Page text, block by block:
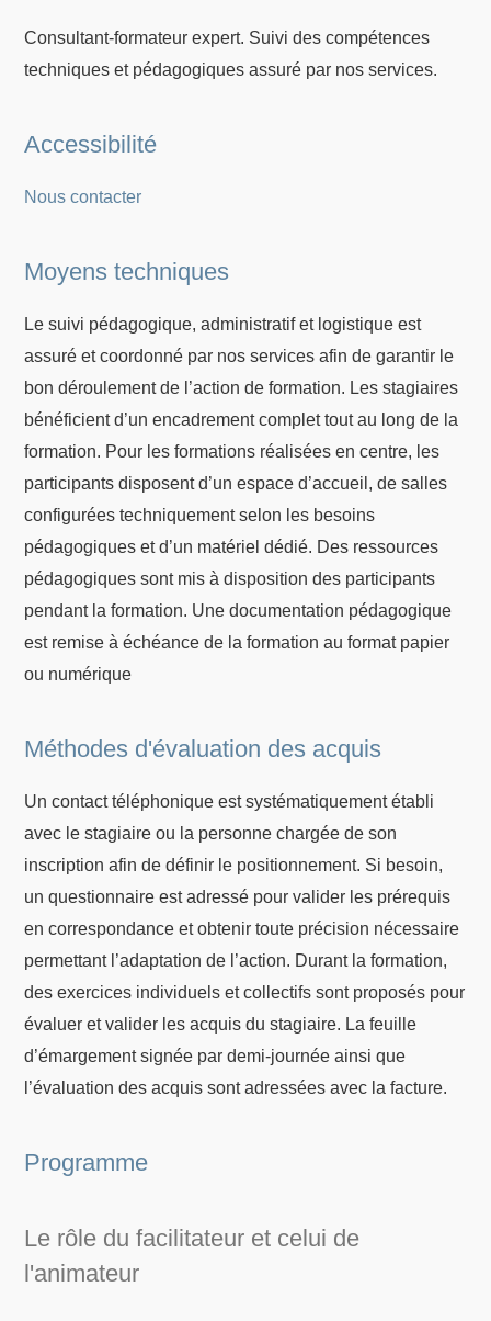
Consultant-formateur expert. Suivi des compétences
techniques et pédagogiques assuré par nos services.
Accessibilité
Nous contacter
Moyens techniques
Le suivi pédagogique, administratif et logistique est
assuré et coordonné par nos services afin de garantir le
bon déroulement de l’action de formation. Les stagiaires
bénéficient d’un encadrement complet tout au long de la
formation. Pour les formations réalisées en centre, les
participants disposent d’un espace d’accueil, de salles
configurées techniquement selon les besoins
pédagogiques et d’un matériel dédié. Des ressources
pédagogiques sont mis à disposition des participants
pendant la formation. Une documentation pédagogique
est remise à échéance de la formation au format papier
ou numérique
Méthodes d'évaluation des acquis
Un contact téléphonique est systématiquement établi
avec le stagiaire ou la personne chargée de son
inscription afin de définir le positionnement. Si besoin,
un questionnaire est adressé pour valider les prérequis
en correspondance et obtenir toute précision nécessaire
permettant l’adaptation de l’action. Durant la formation,
des exercices individuels et collectifs sont proposés pour
évaluer et valider les acquis du stagiaire. La feuille
d’émargement signée par demi-journée ainsi que
l’évaluation des acquis sont adressées avec la facture.
Programme
Le rôle du facilitateur et celui de
l'animateur